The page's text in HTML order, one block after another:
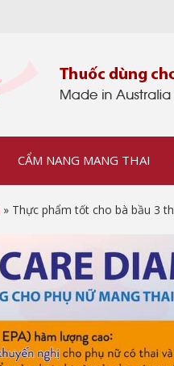
CẨM NANG MANG THAI
» Thực phẩm tốt cho bà bầu 3